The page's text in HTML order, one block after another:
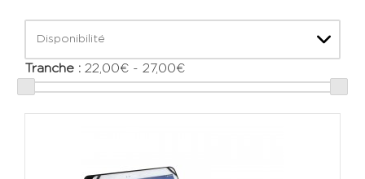
Disponibilité
Tranche : 22,00€ - 27,00€